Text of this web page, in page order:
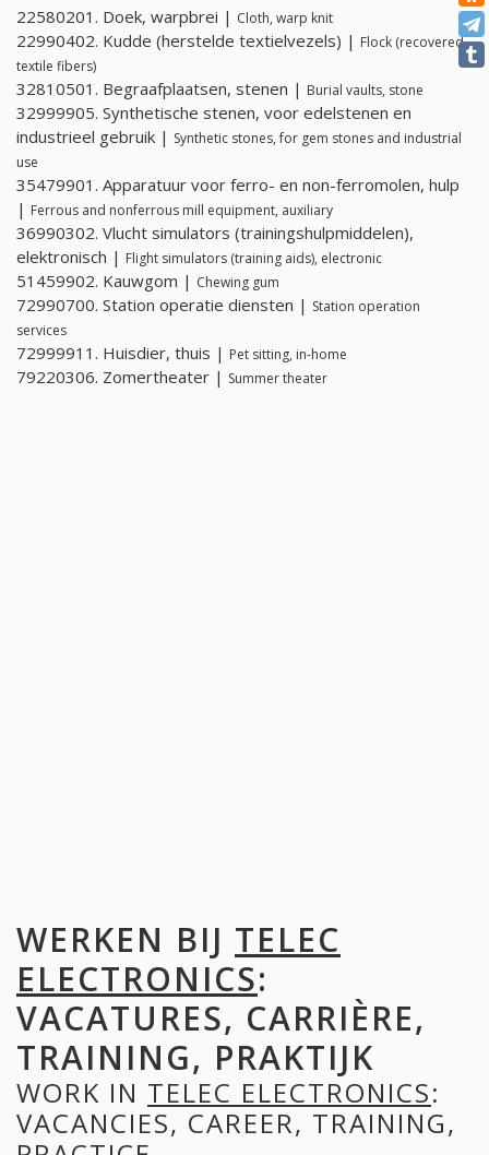
22580201. Doek, warpbrei | Cloth, warp knit
22990402. Kudde (herstelde textielvezels) | Flock (recovered
textile fibers)
32810501. Begraafplaatsen, stenen | Burial vaults, stone
32999905. Synthetische stenen, voor edelstenen en
industrieel gebruik | Synthetic stones, for gem stones and industrial
use
35479901. Apparatuur voor ferro- en non-ferromolen, hulp
| Ferrous and nonferrous mill equipment, auxiliary
36990302. Vlucht simulators (trainingshulpmiddelen),
elektronisch | Flight simulators (training aids), electronic
51459902. Kauwgom | Chewing gum
72990700. Station operatie diensten | Station operation
services
72999911. Huisdier, thuis | Pet sitting, in-home
79220306. Zomertheater | Summer theater
WERKEN BIJ TELEC
ELECTRONICS:
VACATURES, CARRIÈRE,
TRAINING, PRAKTIJK
WORK IN TELEC ELECTRONICS:
VACANCIES, CAREER, TRAINING,